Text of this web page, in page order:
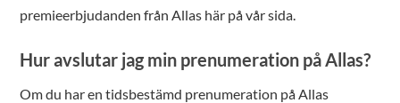
premieerbjudanden från Allas här på vår sida.
Hur avslutar jag min prenumeration på Allas?
Om du har en tidsbestämd prenumeration på Allas